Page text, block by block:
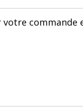
commande